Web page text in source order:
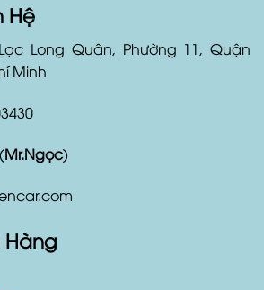
Hệ
Long Quân, Phường 11, Quận
Minh
Mr.Ngọc)
Hàng